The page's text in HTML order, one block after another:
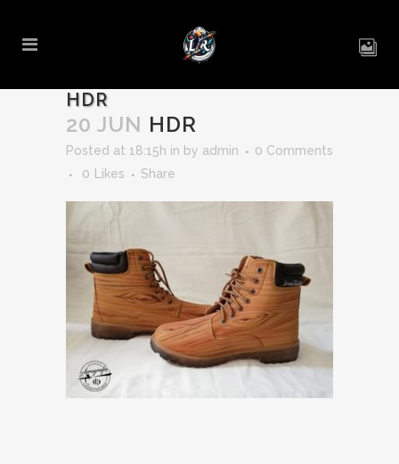
HDR
20 JUN HDR
Posted at 18:15h in by admin
0 Comments
0
Likes Share